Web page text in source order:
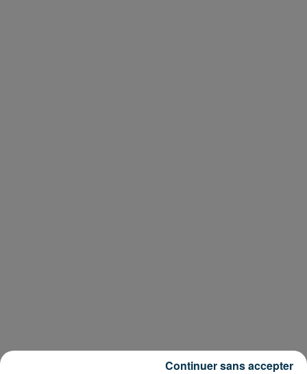
Continuer sans accepter